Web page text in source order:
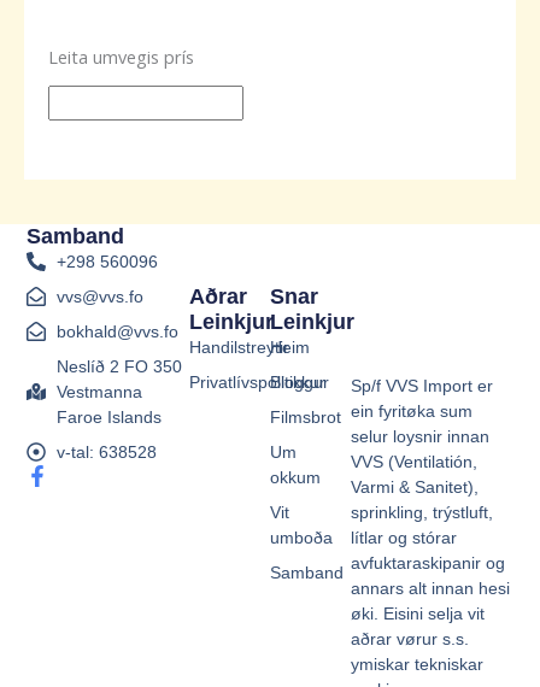
Leita umvegis prís
Sp/f VVS Import er
ein fyritøka sum
selur loysnir innan
VVS (Ventilatión,
Varmi & Sanitet),
sprinkling, trýstluft,
lítlar og stórar
avfuktaraskipanir og
annars alt innan hesi
øki. Eisini selja vit
aðrar vørur s.s.
ymiskar tekniskar
Snar
Leinkjur
Heim
Bloggur
Filmsbrot
Um
okkum
Vit
umboða
Samband
Aðrar
Leinkjur
Handilstreytir
Privatlívspolitikkur
Samband
+298 560096
vvs@vvs.fo
bokhald@vvs.fo
Neslíð 2 FO 350
Vestmanna
Faroe Islands
v-tal: 638528
F
a